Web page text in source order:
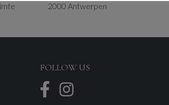
2000 Antwerpen
FOLLOW US